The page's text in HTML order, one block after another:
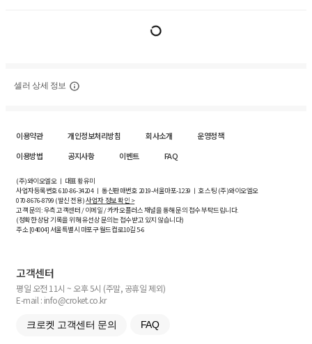
셀러 상세 정보
이용약관 개인정보처리방침 회사소개
운영정책
이용방법
공지사항 이벤트 FAQ
(주)와이오엘오 ㅣ 대표 황유미
사업자등록번호610-86-34204ㅣ 통신판매번호 2019-서울마포-1239 ㅣ 호스팅 (주)와이오엘오
070-8676-8799 (발신 전용)사업자 정보 확인 >
고객 문의: 우측 고객센터 / 이메일 / 카카오플러스 채널을 통해 문의 접수 부탁드립니다.
(정확한 상담 기록을 위해 유선상 문의는 접수받고 있지 않습니다)
주소 [04004] 서울특별시 마포구 월드컵로10길5-6
고객센터
평일 오전 11시 ~ 오후 5시 (주말, 공휴일 제외)
E-mail : info@croket.co.kr
크로켓 고객센터 문의 FAQ